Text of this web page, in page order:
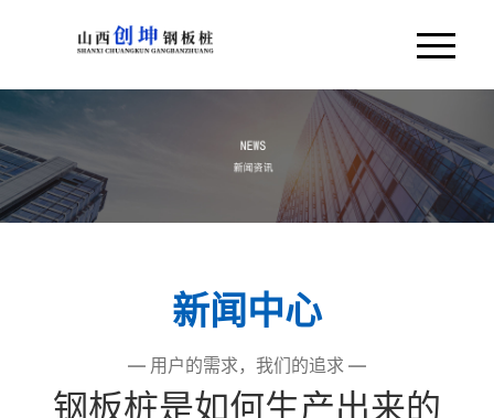
首页
关于我们
新闻资讯
服务范围
新闻中心
— 用户的需求，我们的追求 —
钢板桩是如何生产出来的